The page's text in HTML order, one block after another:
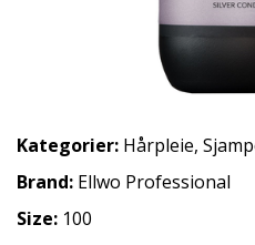
Kategorier: Hårpleie,
Brand: Ellwo Professional
Size: 100